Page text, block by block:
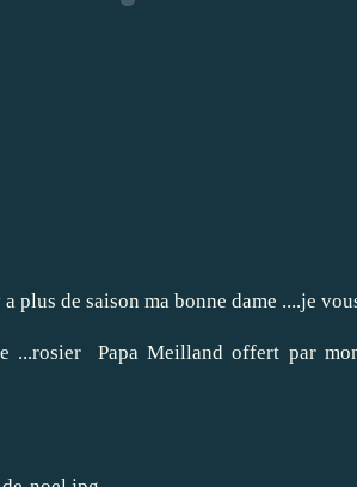
plus de saison ma bonne dame ....je
...rosier Papa Meilland offert par